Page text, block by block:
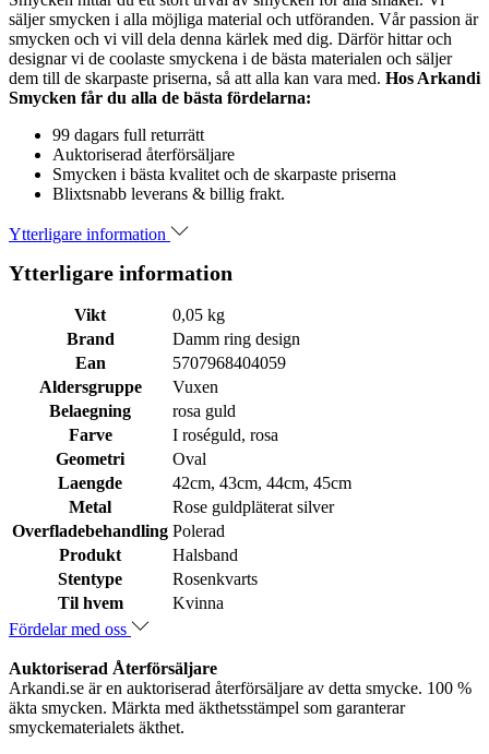
säljer smycken i alla möjliga material och utföranden. Vår passion är
smycken och vi vill dela denna kärlek med dig. Därför hittar och
designar vi de coolaste smyckena i de bästa materialen och säljer
dem till de skarpaste priserna, så att alla kan vara med. Hos Arkandi
Smycken får du alla de bästa fördelarna:
99 dagars full returrätt
Auktoriserad återförsäljare
Smycken i bästa kvalitet och de skarpaste priserna
Blixtsnabb leverans & billig frakt.
Ytterligare information
Ytterligare information
Vikt
0,05 kg
Brand
Damm ring design
Ean
5707968404059
Aldersgruppe
Vuxen
Belaegning
rosa guld
Farve
I roséguld, rosa
Geometri
Oval
Laengde
42cm, 43cm, 44cm, 45cm
Metal
Rose guldpläterat silver
Overfladebehandling Polerad
Produkt
Halsband
Stentype
Rosenkvarts
Til hvem
Kvinna
Fördelar med oss
Auktoriserad Återförsäljare
Arkandi.se är en auktoriserad återförsäljare av detta smycke. 100 %
äkta smycken. Märkta med äkthetsstämpel som garanterar
smyckematerialets äkthet.